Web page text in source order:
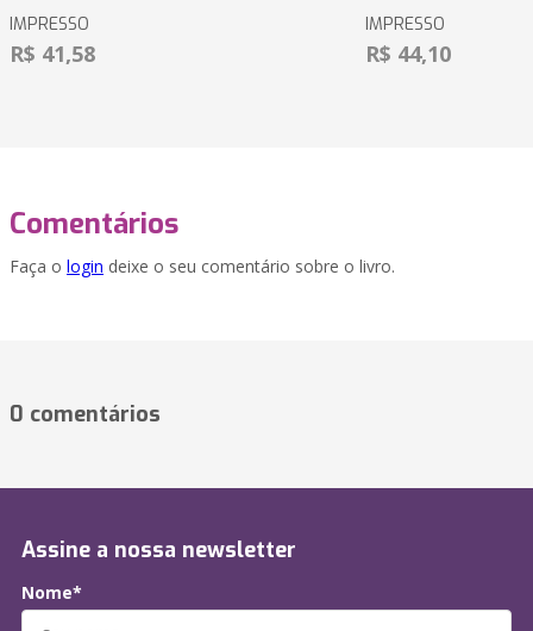
IMPRESSO
R$ 41,58
IMPRESSO
R$ 44,10
Comentários
Faça o login deixe o seu comentário sobre o livro.
0 comentários
Assine a nossa newsletter
Nome*